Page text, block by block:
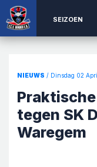
SEIZOEN
NIEUWS / Dinsdag 02
tegen SK
Waregem